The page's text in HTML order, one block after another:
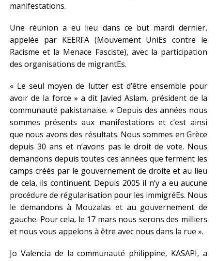
manifestations.
Une réunion a eu lieu dans ce but mardi dernier,
appelée par KEERFA (Mouvement UniEs contre le
Racisme et la Menace Fasciste), avec la participation
des organisations de migrantEs.
« Le seul moyen de lutter est d’être ensemble pour
avoir de la force » a dit Javied Aslam, président de la
communauté pakistanaise. « Depuis des années nous
sommes présents aux manifestations et c’est ainsi
que nous avons des résultats. Nous sommes en Grèce
depuis 30 ans et n’avons pas le droit de vote. Nous
demandons depuis toutes ces années que ferment les
camps créés par le gouvernement de droite et au lieu
de cela, ils continuent. Depuis 2005 il n’y a eu aucune
procédure de régularisation pour les immigréEs. Nous
le demandons à Mouzalas et au gouvernement de
gauche. Pour cela, le 17 mars nous serons des milliers
et nous vous appelons à être avec nous dans la rue ».
Jo Valencia de la communauté philippine, KASAPI, a